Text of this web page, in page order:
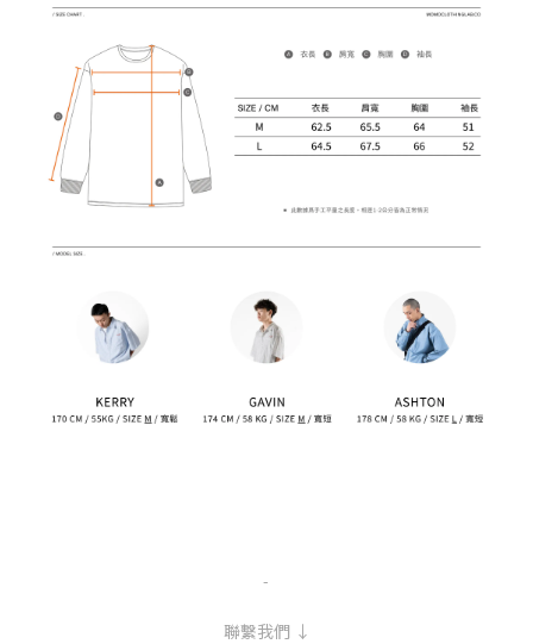
-
聯繫我們 ↓